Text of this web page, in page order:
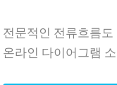
전문적인 전류흐름
온라인 다이어그램